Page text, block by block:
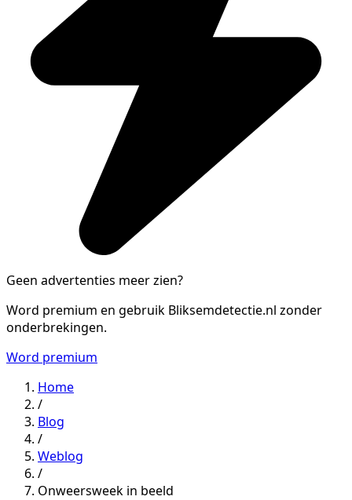
Geen advertenties meer zien?
Word premium en gebruik Bliksemdetectie.nl zonder
onderbrekingen.
Word premium
Home
/
Blog
/
Weblog
/
Onweersweek in beeld